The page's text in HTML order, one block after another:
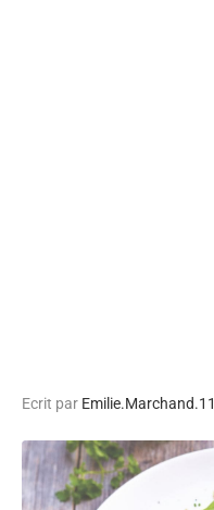
Ecrit par Emilie.Marchand.11